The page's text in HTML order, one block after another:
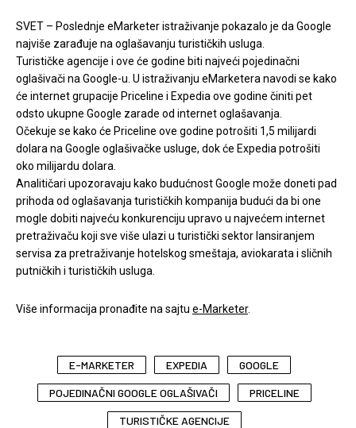
SVET – Poslednje eMarketer istraživanje pokazalo je da Google
najviše zarađuje na oglašavanju turističkih usluga.
Turističke agencije i ove će godine biti najveći pojedinačni
oglašivači na Google-u. U istraživanju eMarketera navodi se kako
će internet grupacije Priceline i Expedia ove godine činiti pet
odsto ukupne Google zarade od internet oglašavanja.
Očekuje se kako će Priceline ove godine potrošiti 1,5 milijardi
dolara na Google oglašivačke usluge, dok će Expedia potrošiti
oko milijardu dolara.
Analitičari upozoravaju kako budućnost Google može doneti pad
prihoda od oglašavanja turističkih kompanija budući da bi one
mogle dobiti najveću konkurenciju upravo u najvećem internet
pretraživaču koji sve više ulazi u turistički sektor lansiranjem
servisa za pretraživanje hotelskog smeštaja, aviokarata i sličnih
putničkih i turističkih usluga.
Više informacija pronađite na sajtu e-Marketer.
E-MARKETER EXPEDIA GOOGLE
POJEDINAČNI GOOGLE OGLAŠIVAČI PRICELINE
TURISTIČKE AGENCIJE